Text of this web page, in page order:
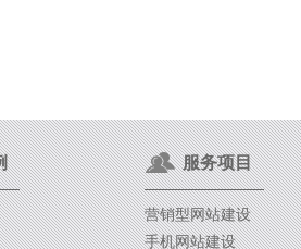
服务项目
营销型网站建设
手机网站建设